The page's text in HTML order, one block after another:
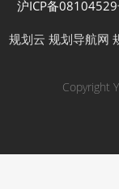
沪ICP备
规划云 规划导航网
Copyright